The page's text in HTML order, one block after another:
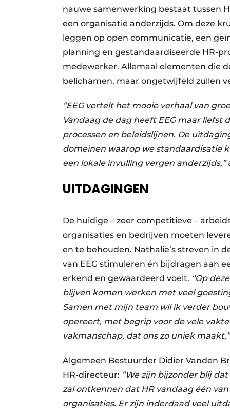
nauwe samenwerking bestaat tussen
een organisatie anderzijds. Om deze
leggen op open communicatie, een
planning en gestandaardiseerde HR-
medewerker. Allemaal elementen die
belichamen, maar ongetwijfeld zullen
“EEG vertelt het mooie verhaal van
Vandaag de dag heeft EEG maar
processen en beleidslijnen. De
domeinen waarop we standaardisatie
een lokale invulling vergen anderzijds,”
UITDAGINGEN
De huidige – zeer competitieve –
organisaties en bedrijven moeten
en te behouden. Nathalie’s streven in
van EEG stimuleren én bijdragen aan
erkend en gewaardeerd voelt. “Op
blijven komen werken met veel
Samen met mijn team wil ik verder
opereert, met begrip voor de vele
vakmanschap, dat ons zo uniek maakt,”
Algemeen Bestuurder Didier Vanden
HR-directeur: “We zijn bijzonder blij
zal ontkennen dat HR vandaag één
organisaties. Er zijn inderdaad veel